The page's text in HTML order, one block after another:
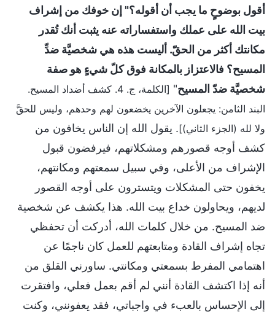
أقول بوضوحٍ ما يجب أن أقوله؟" إن خوفك من إشراف
بيت الله على عملك واستفساراته عنه يثبت أنك تُقدر
مكانتك أكثر من الحقّ. أليست هذه هي شخصيَّة ضدِّ
المسيح؟ فالاعتزاز بالمكانة فوق كلّ شيءٍ هو صفة
شخصيَّة ضدّ المسيح"
[الكلمة، ج. 4. كشف أضداد المسيح.
البند الثامن: يجعلون الآخرين يخضعون لهم وحدهم، وليس للحقَّ
ولا لله (الجزء الثاني)]. يقول الله إن الناس يخافون من
كشف أوجه قصورهم ومشكلاتهم، فيرفضون قبول
الإشراف من الأعلى، وفي سبيل سمعتهم ومكانتهم،
يخفون حتى المشكلات ويتسترون على أوجه القصور
لديهم، ويحاولون خداع بيت الله. هذا يكشف عن شخصية
ضد المسيح. من خلال كلمات الله، أدركت أن تحفظي
تجاه إشراف القادة ومتابعتهم للعمل كان ناجمًا عن
اهتمامي المفرط بسمعتي ومكانتي. ساورني القلق من
أنه إذا اكتشف القادة أنني لم أقم بعمل فعلي، وافتقرت
إلى الإحساس بالعبء في واجباتي، فقد يعفونني، وكنت